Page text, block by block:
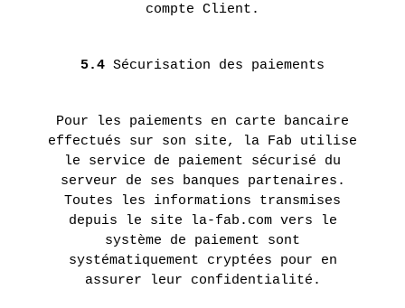
compte Client.
5.4 Sécurisation des paiements
Pour les paiements en carte bancaire
effectués sur son site, la Fab utilise
le service de paiement sécurisé du
serveur de ses banques partenaires.
Toutes les informations transmises
depuis le site la-fab.com vers le
système de paiement sont
systématiquement cryptées pour en
assurer leur confidentialité.